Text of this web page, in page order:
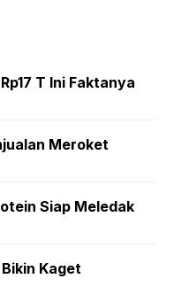
T Ini Faktanya
Meroket
Siap Meledak
Kaget